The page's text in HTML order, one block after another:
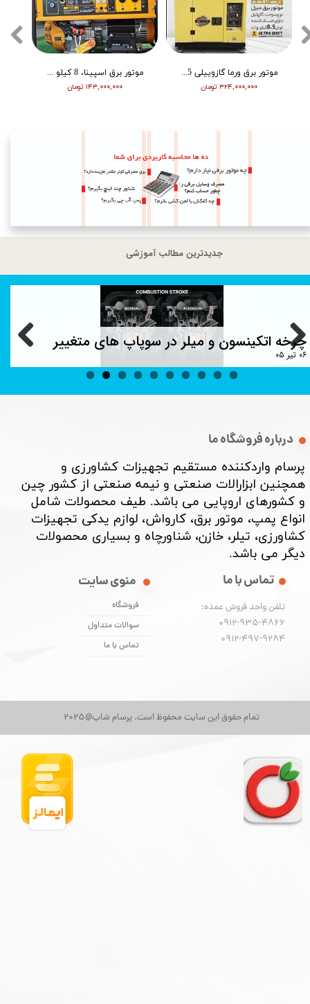
موتور برق اسپینا، 8 کیلو وات سه فاز، ATS دار مدل SP18000E/3
۱۴۳,۰۰۰,۰۰۰ تومان
موتور برق ورما گازوییلی 8.5 سایلنت کیلووات VM11000T
۳۲۴,۰۰۰,۰۰۰ تومان
جدیدترین مطالب آموزشی
چرخه اتکینسون و میلر در سوپاپ های متغییر
۰۶ تیر ۰۵
تمام حقوق این سایت محفوظ است. پرسام شاپ@2025
درباره فروشگاه ما
پرسام واردکننده مستقیم تجهیزات کشاورزی و
همچنین ابزارالات صنعتی و نیمه صنعتی از کشور چین
و کشورهای اروپایی می باشد. طیف محصولات شامل
انواع پمپ، موتور برق، کارواش، لوازم یدکی تجهیزات
کشاورزی، تیلر، خازن، شناورچاه و بسیاری محصولات
دیگر می باشد. ​​​​​​​
منوی سایت
فروشگاه
سوالات متداول
تماس با ما
تماس با ما
تلفن واحد فروش عمده:
0912-935-4866
​​​​​​​0912-497-9284